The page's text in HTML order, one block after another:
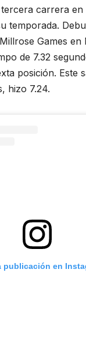
carrera en
temporada.
Games en
de 7.32
posición. Este
hizo 7.24.
publicación en